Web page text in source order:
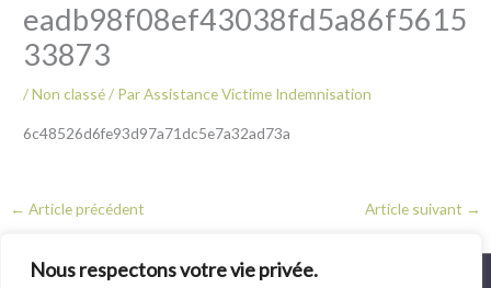
Nous respectons votre vie privée.
eadb98f08ef43038fd5a86f5615
33873
/Non classé/ ParAssistance Victime Indemnisation
6c48526d6fe93d97a71dc5e7a32ad73a
← Article précédent Article suivant →